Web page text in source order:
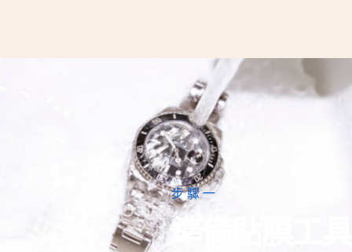
步驟一
準備貼膜工具